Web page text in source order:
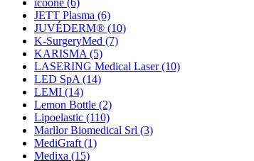
JETT Plasma (6)
JUVÉDERM® (10)
K-SurgeryMed (7)
KARISMA (5)
LASERING Medical Laser(10)
LED SpA (14)
LEMI (14)
Lemon Bottle (2)
Lipoelastic (110)
Marllor Biomedical Srl (3)
MediGraft (1)
Medixa (15)